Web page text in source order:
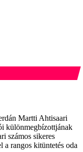
Martti Ahtisaari
különmegbízottjának
számos sikeres
a rangos kitüntetés oda